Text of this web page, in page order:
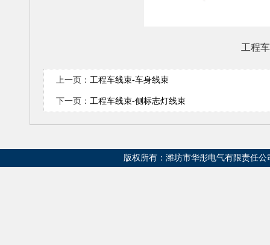
工程
上一页： 工程车线束-车身线束
下一页： 工程车线束-侧标志灯线束
版权所有：潍坊市华彤电气有限责